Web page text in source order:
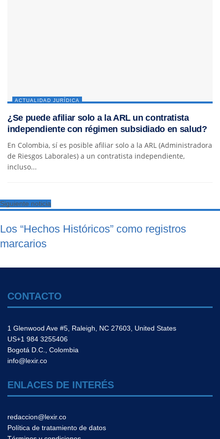
ACTUALIDAD JURÍDICA
¿Se puede afiliar solo a la ARL un contratista
independiente con régimen subsidiado en salud?
En Colombia, sí es posible afiliar solo a la ARL (Administradora
de Riesgos Laborales) a un contratista independiente,
incluso...
Siguiente noticia
Los “Hechos Históricos” como registros
marcarios
CONTACTO
1 Glenwood Ave #5, Raleigh, NC 27603, United States
US+1 984 3255406
Bogotá D.C., Colombia
info@lexir.co
ENLACES DE INTERÉS
redaccion@lexir.co
Política de tratamiento de datos